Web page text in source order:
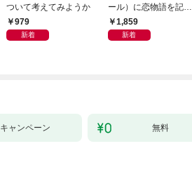
ついて考えてみようか
979
新着
ール）に恋物語を記す
には【イラスト付き】
【単行本書き下ろしSS
1,859
新着
キャンペーン 無料